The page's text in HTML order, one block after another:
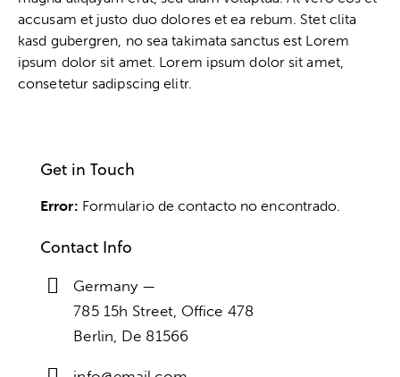
accusam et justo duo dolores et ea rebum. Stet clita
kasd gubergren, no sea takimata sanctus est Lorem
ipsum dolor sit amet. Lorem ipsum dolor sit amet,
consetetur sadipscing elitr.
Get in Touch
Error: Formulario de contacto no encontrado.
Contact Info
Germany —
785 15h Street, Office 478
Berlin, De 81566